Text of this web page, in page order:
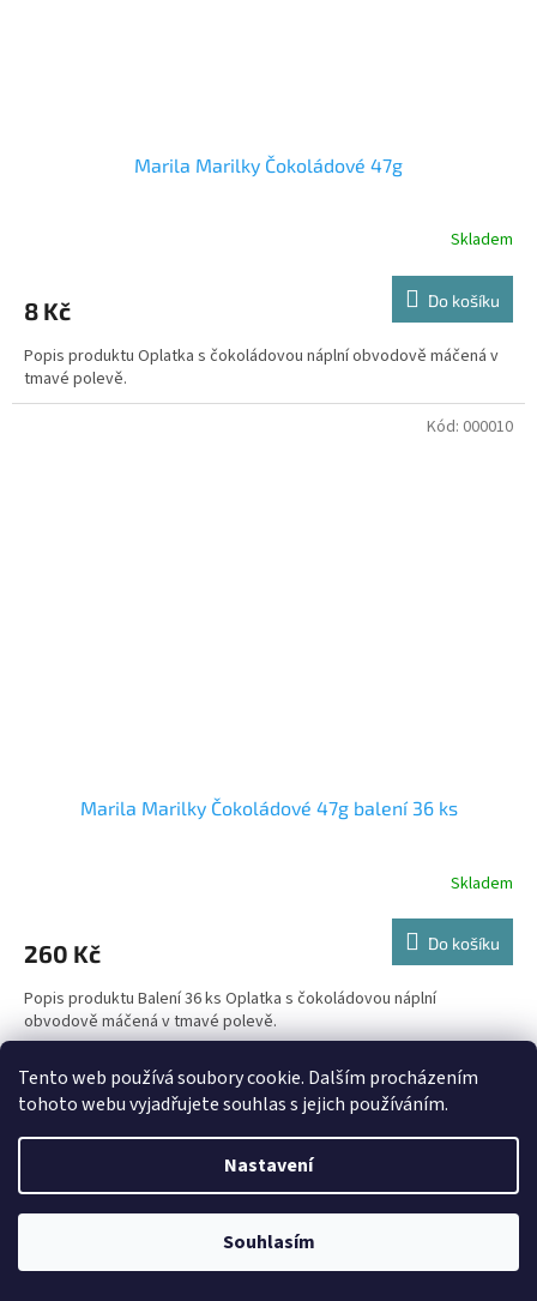
Tento web používá soubory cookie. Dalším procházením
tohoto webu vyjadřujete souhlas s jejich používáním.
Nastavení
Souhlasím
Marila Marilky Čokoládové 47g
Skladem
8 Kč Do košíku
Popis produktu Oplatka s čokoládovou náplní obvodově máčená v
tmavé polevě.
Marila Marilky Čokoládové 47g balení 36 ks
Skladem
260 Kč Do košíku
Popis produktu Balení 36 ks Oplatka s čokoládovou náplní
obvodově máčená v tmavé polevě.
Kód: 000010
Kód:28914